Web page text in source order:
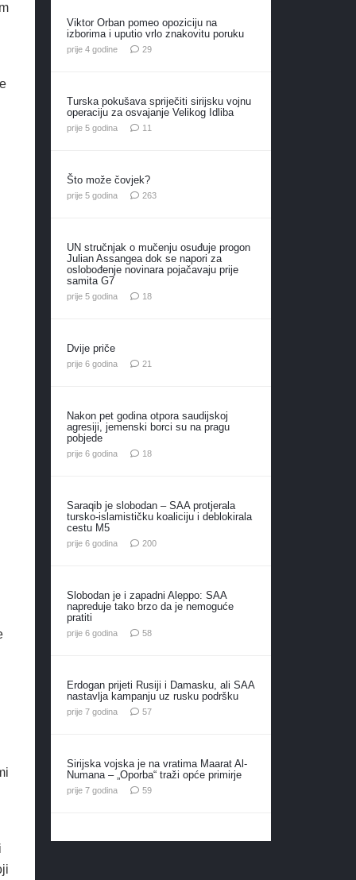
Viktor Orban pomeo opoziciju na
izborima i uputio vrlo znakovitu poruku
prije 4 godine 29komentara
Turska pokušava spriječiti sirijsku vojnu
operaciju za osvajanje Velikog Idliba
prije 5 godina 11
Što može čovjek?
prije 5 godina 263komentara
UN stručnjak o mučenju osuđuje progon
Julian Assangea dok se napori za
oslobođenje novinara pojačavaju prije
samita G7
prije 5 godina 18komentara
Dvije priče
prije 6 godina 21
Nakon pet godina otpora saudijskoj
agresiji, jemenski borci su na pragu
pobjede
prije 6 godina 18komentara
Saraqib je slobodan – SAA protjerala
tursko-islamističku koaliciju i deblokirala
cestu M5
prije 6 godina 200komentara
Slobodan je i zapadni Aleppo: SAA
napreduje tako brzo da je nemoguće
pratiti
prije 6 godina 58komentara
Erdogan prijeti Rusiji i Damasku, ali SAA
nastavlja kampanju uz rusku podršku
prije 7 godina 57komentara
Sirijska vojska je na vratima Maarat Al-
Numana – „Oporba“ traži opće primirje
prije 7 godina 59komentara